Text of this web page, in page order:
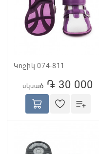
Կոշիկ 074-811
սկսած ֏ 30 000